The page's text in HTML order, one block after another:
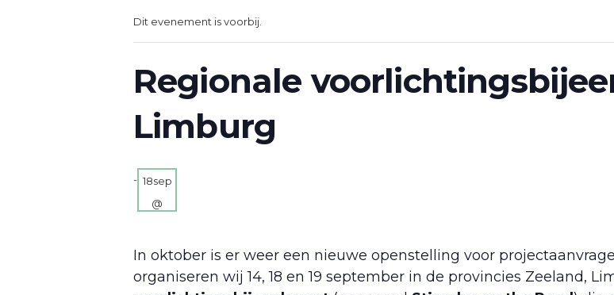
Dit evenement is voorbij.
Regionale
Limburg
18sep
@
-
In oktober is er weer een nieuwe openstelling voor
organiseren wij 14, 18 en 19 september in de provincies Zeeland,